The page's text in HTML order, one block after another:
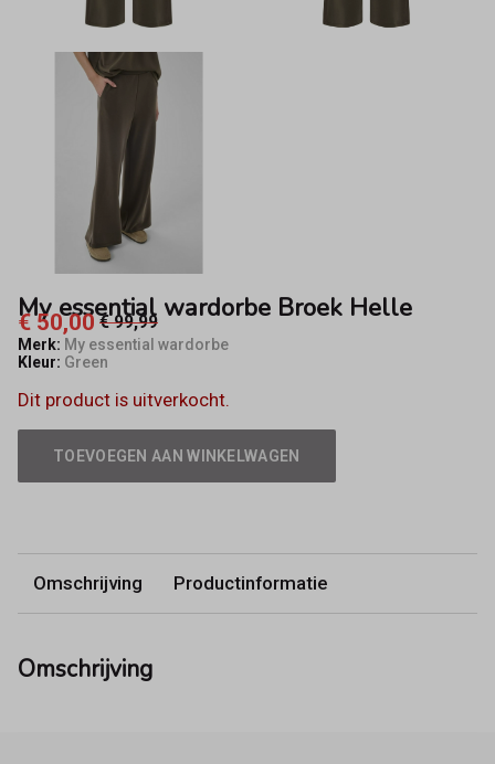
Fifty8
My essential wardorbe Broek Helle
€ 50,00 € 99,99
Merk: My essential wardorbe
Kleur: Green
Dit product is uitverkocht.
TOEVOEGEN AAN WINKELWAGEN
Omschrijving Productinformatie
Omschrijving